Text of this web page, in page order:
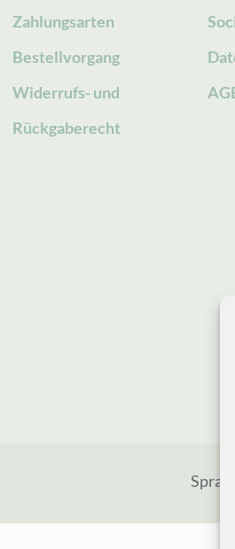
Zahlungsarten
Bestellvorgang
Widerrufs- und
Rückgaberecht